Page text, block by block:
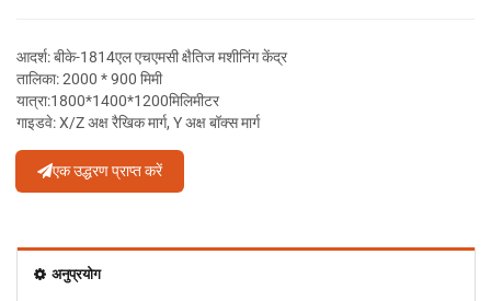
आदर्श: बीके-1814एल एचएमसी क्षैतिज मशीनिंग केंद्र
तालिका: 2000 * 900 मिमी
यात्रा:1800*1400*1200मिलिमीटर
गाइडवे: X/Z अक्ष रैखिक मार्ग, Y अक्ष बॉक्स मार्ग
एक उद्धरण प्राप्त करें
अनुप्रयोग